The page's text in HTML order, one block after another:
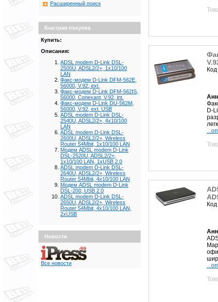
Расширенный поиск
Быстрая покупка
Купить:
Описания:
ADSL modem D-Link DSL-
2500U, ADSL2/2+, 1x10/100
LAN
Факс-модем D-Link DFM-562E,
56000, V.92, ext.
Факс-модем D-Link DFM-562IS,
56000, Conexant, V.92, int.
Факс-модем D-Link DU-562M,
56000, V.92, ext. USB
ADSL modem D-Link DSL-
2540U, ADSL2/2+, 4x10/100
LAN
ADSL modem D-Link DSL-
2600U, ADSL2/2+, Wireless
Router 54Mbit, 1x10/100 LAN
Модем ADSL modem D-Link
DSL-2520U, ADSL2/2+,
1x10/100 LAN, 1xUSB 2.0
ADSL modem D-Link DSL-
2640U, ADSL2/2+, Wireless
Router 54Mbit, 4x10/100 LAN
Модем ADSL modem D-Link
DSL-200, USB 2.0
ADSL modem D-Link DSL-
2650U, ADSL2/2+, Wireless
Router 54Mbit, 4x10/100 LAN,
2xUSB
Новости
Все новости
D-